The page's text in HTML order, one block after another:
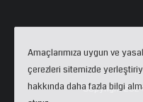
Copyright 2024
Amaçlarımıza uygun ve
çerezleri sitemizde
hakkında daha fazla bilgi